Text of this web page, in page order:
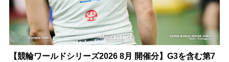
【競輪ワールドシリーズ2026 8月 開催分】G3を含む第7